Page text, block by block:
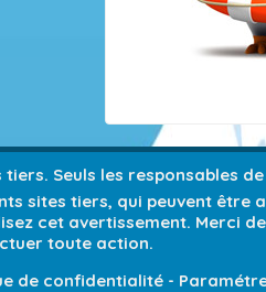
Seuls les responsables
sites tiers, qui peuvent être
cet avertissement. Merci
toute action.
de confidentialité -